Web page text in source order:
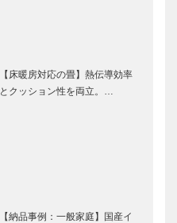
【床暖房対応の畳】熱伝導効率
とクッション性を両立。…
【納品事例：一般家庭】国産イ